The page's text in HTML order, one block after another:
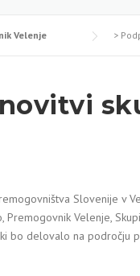
Velenje >
Slovenije v
Velenje,
bo delovalo na področju